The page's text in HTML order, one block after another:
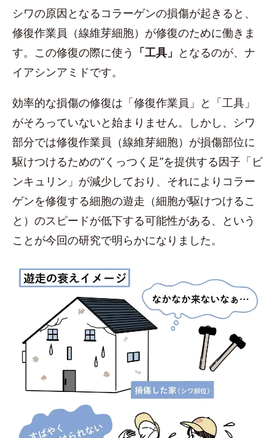
シワの原因となるコラーゲンの損傷が起きると、
修復作業員（線維芽細胞）が修復のために働きま
す。この修復の際に使う 「工具」 となるのが、ナ
イアシンアミドです。
効率的な損傷の修復は「修復作業員」と「工具」
がそろっていないと始まりません。しかし、シワ
部分では修復作業員（線維芽細胞）が損傷部位に
駆けつけるための“くっつく足”を提供する因子「ビ
ンキュリン」が減少しており、それによりコラー
ゲンを修復する細胞の遊走（細胞が駆けつけるこ
と）のスピードが低下する可能性がある、という
ことが今回の研究で明らかになりました。